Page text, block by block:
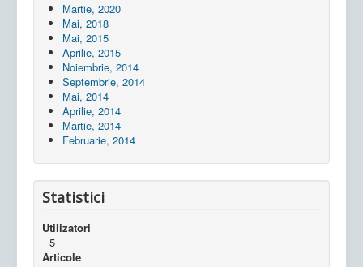
Martie, 2020
Mai, 2018
Mai, 2015
Aprilie, 2015
Noiembrie, 2014
Septembrie, 2014
Mai, 2014
Aprilie, 2014
Martie, 2014
Februarie, 2014
Statistici
Utilizatori
5
Articole